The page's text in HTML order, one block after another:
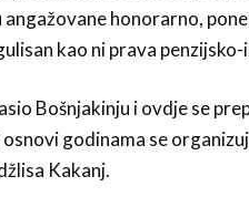
honorarno,
kao ni prava
Bošnjakinju i ovdje se
godinama se
Kakanj.